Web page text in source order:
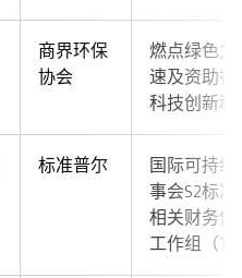
商界环保
协会
燃点绿色力
速及资助香
科技创新和
标准普尔
国际可持续
事会S2标
相关财务信
工作组（